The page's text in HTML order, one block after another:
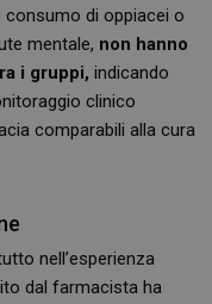
consumo di oppiacei o
mentale, non hanno
i gruppi,indicando
clinico
comparabili alla cura
nell’esperienza
dal farmacista ha